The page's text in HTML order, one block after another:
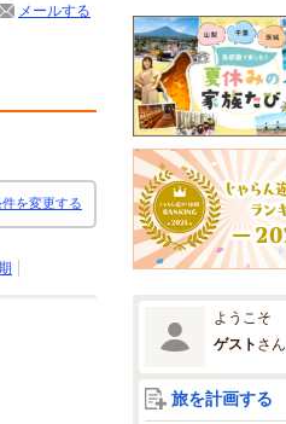
メールする
件を変更する
ようこそ
ゲスト さん
旅を計画する